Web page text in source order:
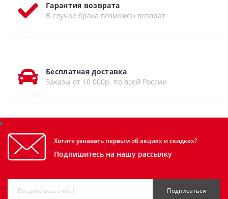
Гарантия возврата
В случае брака возможен возврат
Бесплатная доставка
Заказы от 10 000р. по всей России
Хотите узнавать первым об акциях и скидках?
Подпишитесь на нашу рассылку
Подписаться